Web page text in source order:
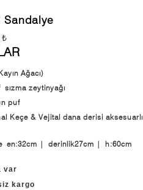
Sandalye
₺
Ağacı)
sızma zeytinyağı
puf
Keçe & Vejital dana derisi aksesuarlı
en:32cm | derinlik27cm | h:60cm
var
kargo